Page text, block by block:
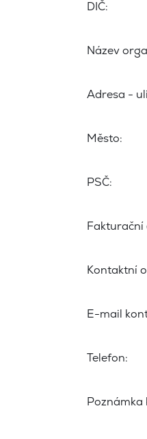
DIČ:
Název
Adresa -
Město:
PSČ:
Fakturační
Kontaktní
E-mail
Telefon:
Poznámka